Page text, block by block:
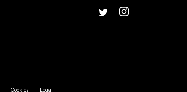
Twitter
Cookies Legal